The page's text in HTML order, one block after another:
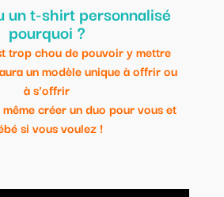
un t-shirt personnalisé
pourquoi ?
trop chou de pouvoir y mettre
un modèle unique à offrir ou
à s'offrir
créer un duo pour vous et
si vous voulez !
et personnalisables.